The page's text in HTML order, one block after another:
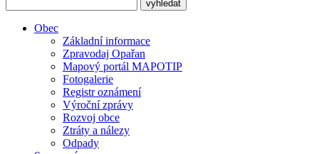
Obec
Základní informace
Zpravodaj Opařan
Mapový portál MAPOTIP
Fotogalerie
Registr oznámení
Výroční zprávy
Rozvoj obce
Ztráty a nálezy
Odpady